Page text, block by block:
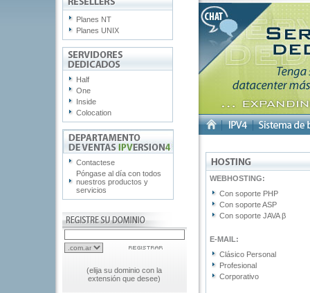
Planes NT
Planes UNIX
Half
One
Inside
Colocation
Contactese
Póngase al día con todos
nuestros productos y
servicios
(elija su dominio con la
extensión que desee)